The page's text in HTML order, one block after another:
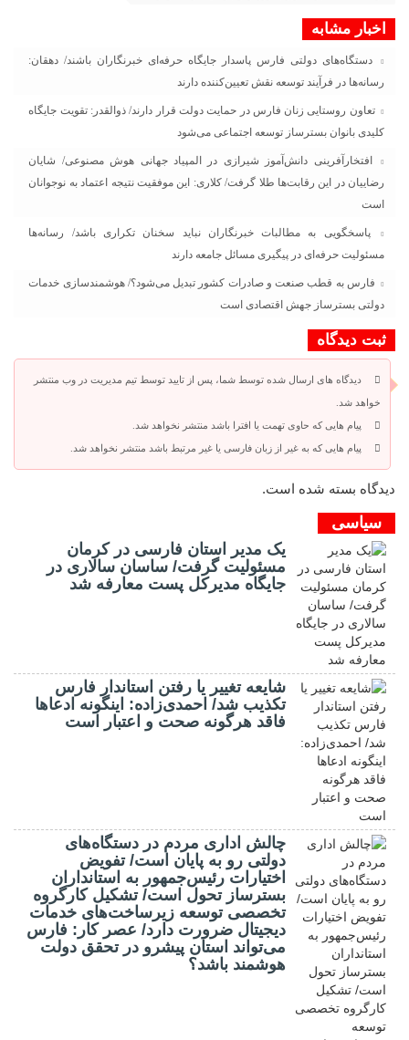
اخبار مشابه
دستگاه‌های دولتی فارس پاسدار جایگاه حرفه‌ای خبرنگاران باشند/ دهقان:
رسانه‌ها در فرآیند توسعه نقش تعیین‌کننده دارند
تعاون روستایی زنان فارس در حمایت دولت قرار دارند/ ذوالقدر: تقویت جایگاه
کلیدی بانوان بسترساز توسعه اجتماعی می‌شود
افتخارآفرینی دانش‌آموز شیرازی در المپیاد جهانی هوش مصنوعی/ شایان
رضاییان در این رقابت‌ها طلا گرفت/ کلاری: این موفقیت نتیجه اعتماد به نوجوانان
است
پاسخگویی به مطالبات خبرنگاران نباید سخنان تکراری باشد/ رسانه‌ها
مسئولیت حرفه‌ای در پیگیری مسائل جامعه دارند
فارس به قطب صنعت و صادرات کشور تبدیل می‌شود؟/ هوشمندسازی خدمات
دولتی بسترساز جهش اقتصادی است
ثبت دیدگاه
دیدگاه های ارسال شده توسط شما، پس از تایید توسط تیم مدیریت در وب منتشر
خواهد شد.
پیام هایی که حاوی تهمت یا افترا باشد منتشر نخواهد شد.
پیام هایی که به غیر از زبان فارسی یا غیر مرتبط باشد منتشر نخواهد شد.
دیدگاه بسته شده است.
سیاسی
یک مدیر استان فارسی در کرمان
مسئولیت گرفت/ ساسان سالاری در
جایگاه مدیرکل پست معارفه شد
شایعه تغییر یا رفتن استاندار فارس
تکذیب شد/ احمدی‌زاده: اینگونه ادعاها
فاقد هرگونه صحت و اعتبار است
چالش اداری مردم در دستگاه‌های
دولتی رو به پایان است/ تفویض
اختیارات رئیس‌جمهور به استانداران
بسترساز تحول است/ تشکیل کارگروه
تخصصی توسعه زیرساخت‌های خدمات
دیجیتال ضرورت دارد/ عصر کار: فارس
می‌تواند استان پیشرو در تحقق دولت
هوشمند باشد؟